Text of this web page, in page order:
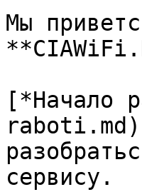
Мы
[*Начало
raboti.md)
сервису.